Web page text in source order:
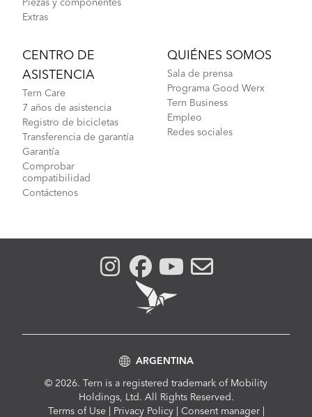
Piezas y componentes
Extras
CENTRO DE
ASISTENCIA
Tern Care
7 años de asistencia
Registro de bicicletas
Transferencia de garantía
Garantía
Comprobar
compatibilidad
Contáctenos
QUIÉNES SOMOS
Sala de prensa
Programa Good Werx
Tern Business
Empleo
Redes sociales
© 2026. Tern is a registered trademark of Mobility
Holdings, Ltd. All Rights Reserved.
ComplianceTerms of Use Privacy Policy Consent manager
ARGENTINA